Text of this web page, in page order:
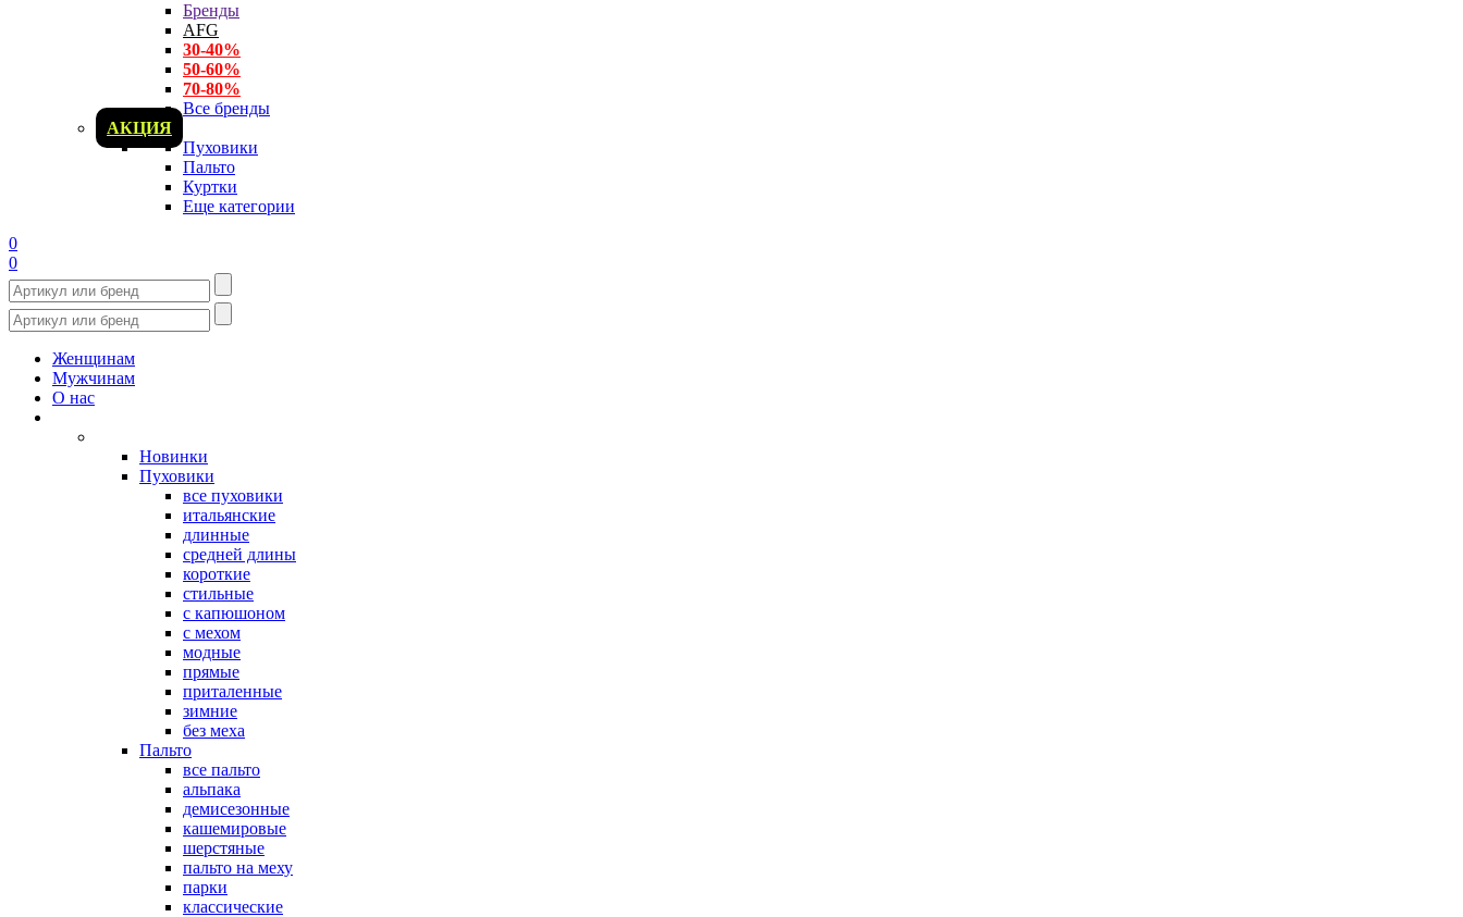
Бренды
AFG
30-40%
50-60%
70-80%
Все бренды
АКЦИЯ
Пуховики
Пальто
Куртки
Еще категории
0
0
Женщинам
Мужчинам
О нас
Новинки
Пуховики
все пуховики
итальянские
длинные
средней длины
короткие
стильные
с капюшоном
с мехом
модные
прямые
приталенные
зимние
без меха
Пальто
все пальто
альпака
демисезонные
кашемировые
шерстяные
пальто на меху
парки
классические